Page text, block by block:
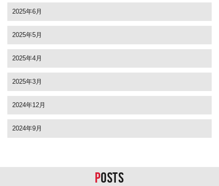
2025年6月
2025年5月
2025年4月
2025年3月
2024年12月
2024年9月
POSTS